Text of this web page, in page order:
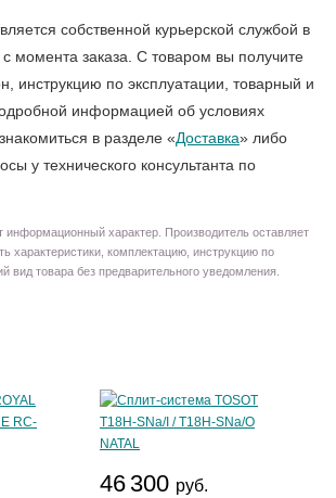
собственной курьерской службой в
момента заказа. С товаром вы получите
инструкцию по эксплуатации, товарный и
информацией об условиях
в разделе «Доставка» либо
у технического консультанта по
информационный характер. Производитель оставляет
характеристики, комплектацию, инструкцию по
вид товара без предварительного уведомления.
46 300 руб.